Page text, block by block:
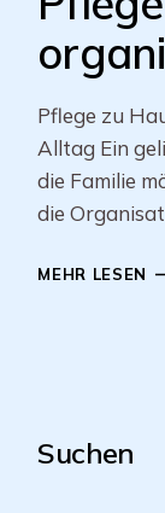
Pflege zu
Alltag Ein
die Familie
die
MEHR LESEN
Suchen